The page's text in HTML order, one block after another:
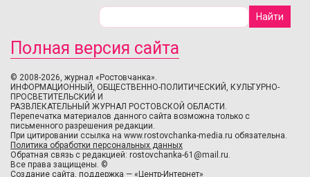
Полная версия сайта
© 2008-2026, журнал «Ростовчанка».
ИНФОРМАЦИОННЫЙ, ОБЩЕСТВЕННО-ПОЛИТИЧЕСКИЙ, КУЛЬТУРНО-
ПРОСВЕТИТЕЛЬСКИЙ И
РАЗВЛЕКАТЕЛЬНЫЙ ЖУРНАЛ РОСТОВСКОЙ ОБЛАСТИ.
Перепечатка материалов данного сайта возможна только с
письменного разрешения редакции.
При цитировании ссылка на www.rostovchanka-media.ru обязательна.
Политика обработки персональных данных
Обратная связь с редакцией: rostovchanka-61@mail.ru.
Все права защищены. ©
Создание сайта, поддержка — «Центр-Интернет»